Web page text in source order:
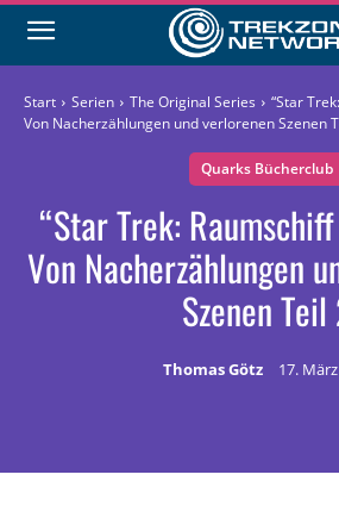
Start Serien The Original Series
“Star
Von Nacherzählungen und verlorenen Szenen
Quarks Bücherclub
“Star Trek:
Von Nacherzählungen
Szenen Teil
Thomas Götz 17.